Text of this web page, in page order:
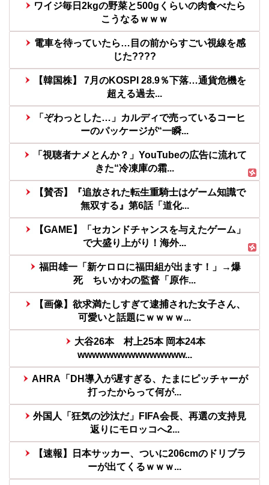
ワイジ毎日2kgの野菜と500gくらいの肉食べたら
こうなるｗｗｗ
電車を待っていたら…目の前からすごい視線を感
じた????
【韓国株】 7月のKOSPI 28.9％下落…通貨危機を
超える過去...
「ぞわっとした…」カルディで売っているコーヒ
ーのパッケージが“一瞬...
「視聴者ナメとんか？」YouTubeの広告に流れて
きた“冷凍庫の霜...
【賛否】『追放された転生重騎士はゲーム知識で
無双する』第6話「道化...
【GAME】「セカンドチャンスを与えたゲーム」
で大盛り上がり！海外...
福田雄一「新ケロロに福田組が出ます！」→爆
死 ちいかわの監督「原作...
【画像】欲求満たしすぎて逮捕された女子さん、
可愛いと話題にｗｗｗｗ...
大谷26本 村上25本 岡本24本
wwwwwwwwwwwwwww...
AHRA「DH導入が遅すぎる、たまにピッチャーが
打ったからって何が...
外国人「狂気の沙汰だ」FIFA会長、再選の支持見
返りにモロッコへ2...
【速報】日本サッカー、ついに206cmのドリブラ
ーが出てくるｗｗｗ...